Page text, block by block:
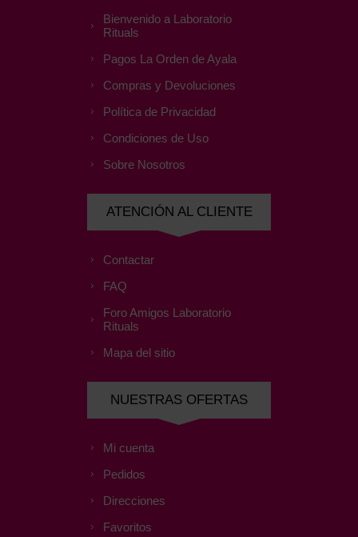
Bienvenido a Laboratorio
Rituals
Pagos La Orden de Ayala
Compras y Devoluciones
Política de Privacidad
Condiciones de Uso
Sobre Nosotros
ATENCIÓN AL CLIENTE
Contactar
FAQ
Foro Amigos Laboratorio
Rituals
Mapa del sitio
NUESTRAS OFERTAS
Mi cuenta
Pedidos
Direcciones
Favoritos